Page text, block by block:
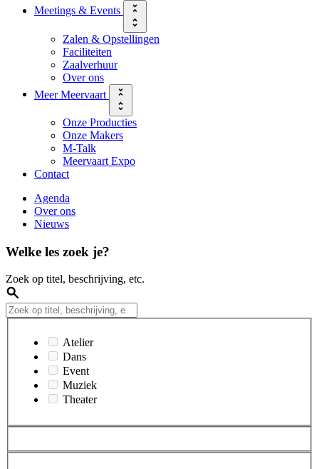
Meetings & Events
Zalen & Opstellingen
Faciliteiten
Zaalverhuur
Over ons
Meer Meervaart
Onze Producties
Onze Makers
M-Talk
Meervaart Expo
Contact
Agenda
Over ons
Nieuws
Welke les zoek je?
Zoek op titel, beschrijving, etc.
Atelier
Dans
Event
Muziek
Theater